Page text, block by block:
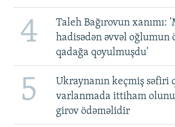
4
Taleh Bağırovun xanımı:
hadisədən əvvəl oğlumun
qadağa qoyulmuşdu'
5
Ukraynanın keçmiş səfiri
varlanmada ittiham
girov ödəməlidir